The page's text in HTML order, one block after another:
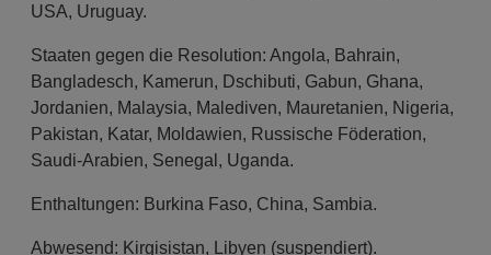
USA, Uruguay.
Staaten gegen die Resolution: Angola, Bahrain,
Bangladesch, Kamerun, Dschibuti, Gabun, Ghana,
Jordanien, Malaysia, Malediven, Mauretanien, Nigeria,
Pakistan, Katar, Moldawien, Russische Föderation,
Saudi-Arabien, Senegal, Uganda.
Enthaltungen: Burkina Faso, China, Sambia.
Abwesend: Kirgisistan, Libyen (suspendiert).